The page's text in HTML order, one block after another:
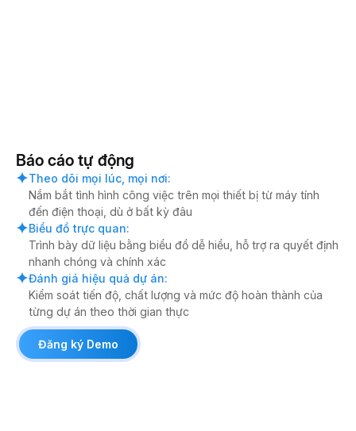
Báo cáo tự động
Theo dõi mọi lúc, mọi nơi:
Nắm bắt tình hình công việc trên mọi thiết bị từ máy tính
đến điện thoại, dù ở bất kỳ đâu
Biểu đồ trực quan:
Trình bày dữ liệu bằng biểu đồ dễ hiểu, hỗ trợ ra quyết định
nhanh chóng và chính xác
Đánh giá hiệu quả dự án:
Kiểm soát tiến độ, chất lượng và mức độ hoàn thành của
từng dự án theo thời gian thực
Đăng ký Demo